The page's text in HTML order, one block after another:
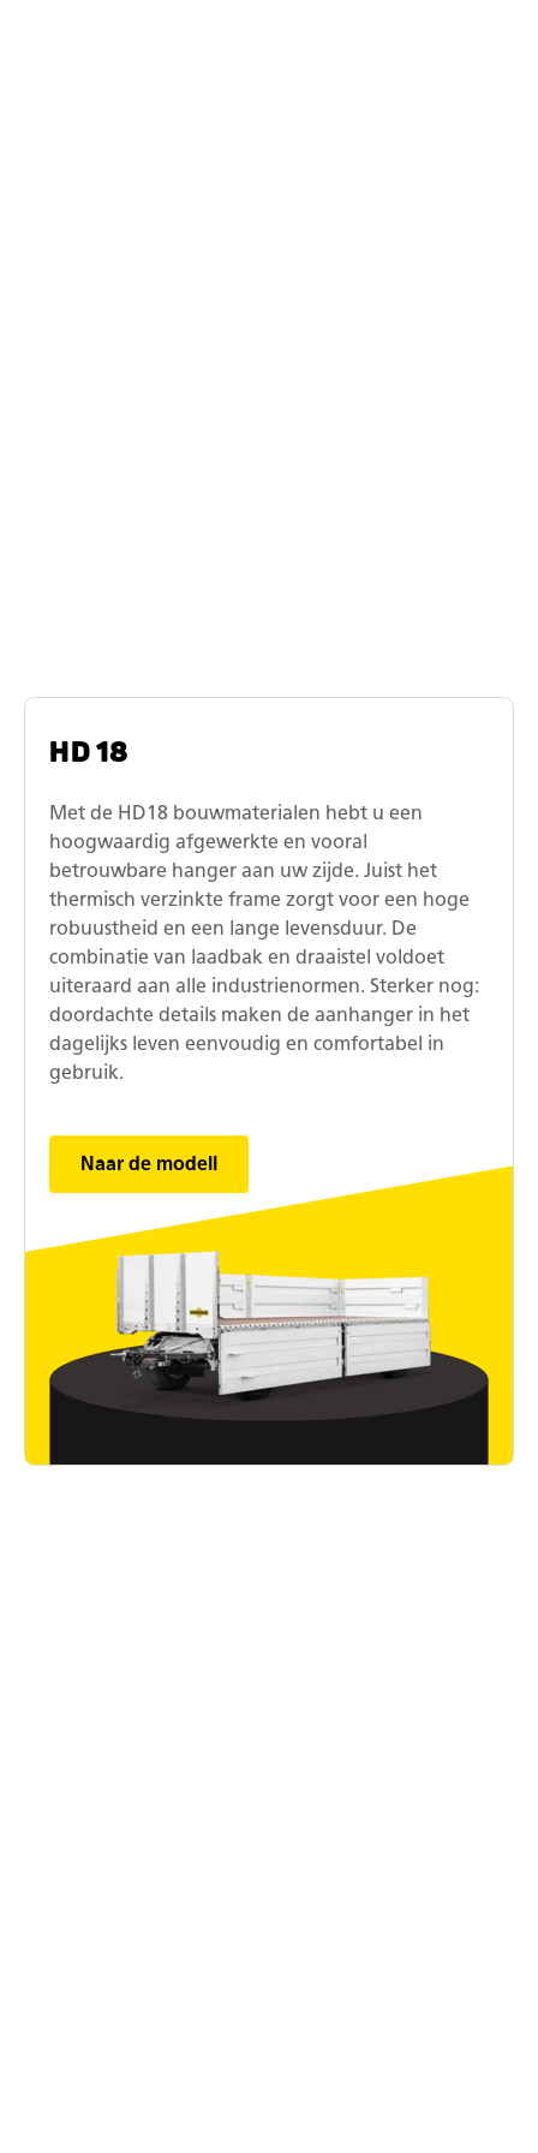
HD 18
Met de HD18 bouwmaterialen hebt u een
hoogwaardig afgewerkte en vooral
betrouwbare hanger aan uw zijde. Juist het
thermisch verzinkte frame zorgt voor een hoge
robuustheid en een lange levensduur. De
combinatie van laadbak en draaistel voldoet
uiteraard aan alle industrienormen. Sterker nog:
doordachte details maken de aanhanger in het
dagelijks leven eenvoudig en comfortabel in
gebruik.
Naar de modell